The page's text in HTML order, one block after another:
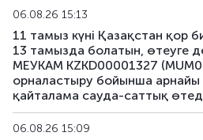
06.08.26 15:13
11 тамыз күні Қазақстан қор
13 тамызда болатын, өтеуге
МЕУКАМ KZKD00001327
орналастыру бойынша
қайталама сауда-саттық
06.08.26 15:09